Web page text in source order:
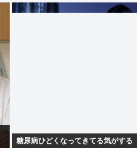
糖尿病ひどくなってきてる気がする